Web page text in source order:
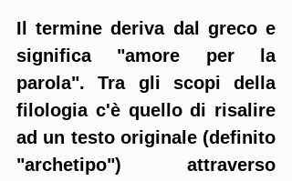
Il termine deriva dal greco e
significa "amore per la
parola". Tra gli scopi della
filologia c'è quello di risalire
ad un testo originale (definito
"archetipo") attraverso